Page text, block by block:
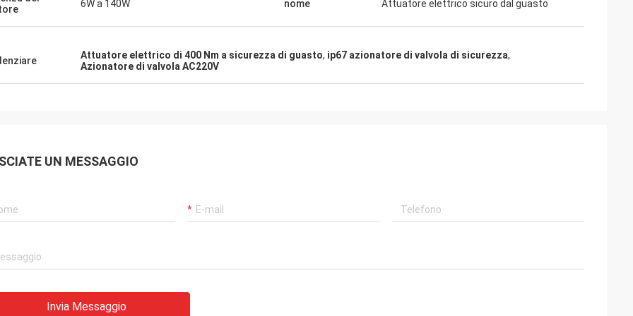
continuamente prodotti molto affidabili e
un servizio molto puntuale per
6W a 140W nome Attuatore elettrico sicuro dal guasto
Attuatore elettrico di 400 Nm a sicurezza di guasto, ip67 azionatore di valvola di sicurezza,
Azionatore di valvola AC220V
UN MESSAGGIO
Invia Messaggio